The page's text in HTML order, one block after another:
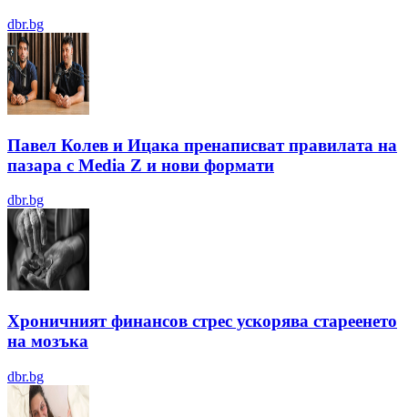
dbr.bg
Павел Колев и Ицака пренаписват правилата на
пазара с Media Z и нови формати
dbr.bg
Хроничният финансов стрес ускорява стареенето
на мозъка
dbr.bg